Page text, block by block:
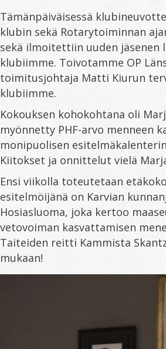
Tämänpäiväisessä
klubin sekä Rotarytoiminnan
sekä ilmoitettiin uuden jäsenen
klubiimme. Toivotamme OP
toimitusjohtaja Matti Kiurun
klubiimme.
Kokouksen kohokohtana oli
myönnetty PHF-arvo menneen
monipuolisen
Kiitokset ja onnittelut vielä
Ensi viikolla toteutetaan
esitelmöijänä on Karvian
Hosiasluoma, joka kertoo
vetovoiman kasvattamisen
Taiteiden reitti Kammista
mukaan!